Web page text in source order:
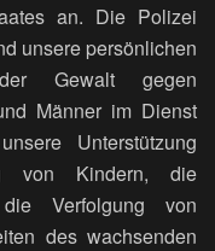
an. Die Polizei
unsere persönlichen
Gewalt gegen
Männer im Dienst
Unterstützung
von Kindern, die
Verfolgung von
des wachsenden